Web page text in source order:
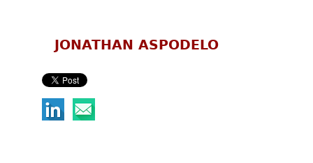
JONATHAN ASPODELO